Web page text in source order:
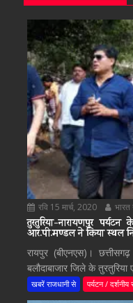
रवि 15 मार्च, 2020
तुरतुरिया-नारायणपुर
आर.पी.मण्डल ने किया स्थल
रायपुर (बीएनएस)।
बलौदाबाजार जिले के
खबरें राजधानी से पर्यटन /